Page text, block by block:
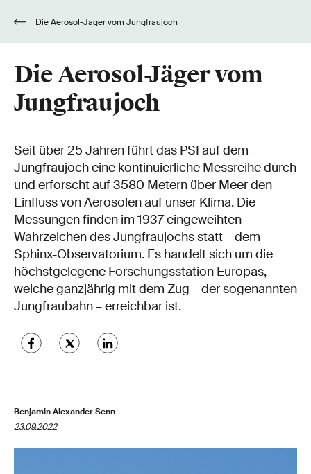
Die Aerosol-Jäger vom Jungfraujoch
Die Aerosol-Jäger vom
Jungfraujoch
Seit über 25 Jahren führt das PSI auf dem
Jungfraujoch eine kontinuierliche Messreihe durch
und erforscht auf 3580 Metern über Meer den
Einfluss von Aerosolen auf unser Klima. Die
Messungen finden im 1937 eingeweihten
Wahrzeichen des Jungfraujochs statt – dem
Sphinx-Observatorium. Es handelt sich um die
höchstgelegene Forschungsstation Europas,
welche ganzjährig mit dem Zug – der sogenannten
Jungfraubahn – erreichbar ist.
Benjamin Alexander Senn
23.09.2022